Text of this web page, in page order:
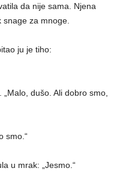
da nije sama. Njena
za mnoge.
ju je tiho:
dušo. Ali dobro smo,
smo.“
u mrak: „Jesmo.“